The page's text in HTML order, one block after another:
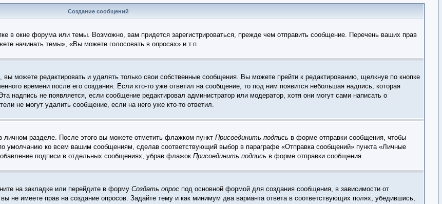
Создание сообщений
в окне форума или темы. Возможно, вам придется зарегистрироваться, прежде чем отправить сообщение. Перечень ваших прав
начинать темы», «Вы можете голосовать в опросах» и т.п.
можете редактировать и удалять только свои собственные сообщения. Вы можете прейти к редактированию, щелкнув по кнопке
времени после его создания. Если кто-то уже ответил на сообщение, то под ним появится небольшая надпись, которая
надпись не появляется, если сообщение редактировал администратор или модератор, хотя они могут сами написать о
не могут удалить сообщение, если на него уже кто-то ответил.
разделе. После этого вы можете отметить флажком пункт Присоединить подпись в форме отправки сообщения, чтобы
умолчанию ко всем вашим сообщениям, сделав соответствующий выбор в параграфе «Отправка сообщений» пункта «Личные
подписи в отдельных сообщениях, убрав флажок Присоединить подпись в форме отправки сообщения.
на закладке или перейдите в форму Создать опрос под основной формой для создания сообщения, в зависимости от
не имеете прав на создание опросов. Задайте тему и как минимум два варианта ответа в соответствующих полях, убедившись,